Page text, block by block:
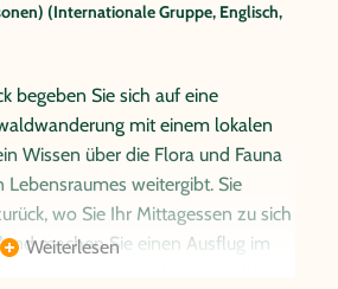
IhremHotel oder am Flughafenin
Ihr Dschungelabenteuer kann
mit dem Van zur Anavilhanas
Fahrt dauert ca. 3 Stunden. Dort
Zimmer einrichten und sich ein
bevor es Mittagessen
Sie eine Tour zu einem der
der Welt: Das Anavilhanas
rund 400 Inseln, die sich mitten
(Internationale Gruppe, Englisch,
begeben Sie sich auf eine
mit einem lokalen
Wissen über die Flora und Fauna
Lebensraumes weitergibt. Sie
wo Sie Ihr Mittagessen zu sich
machen Sie einen Ausflug im
Weiterlesen